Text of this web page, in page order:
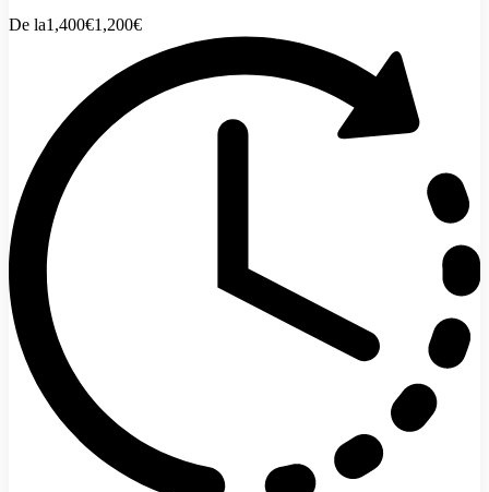
De la1,400€1,200€